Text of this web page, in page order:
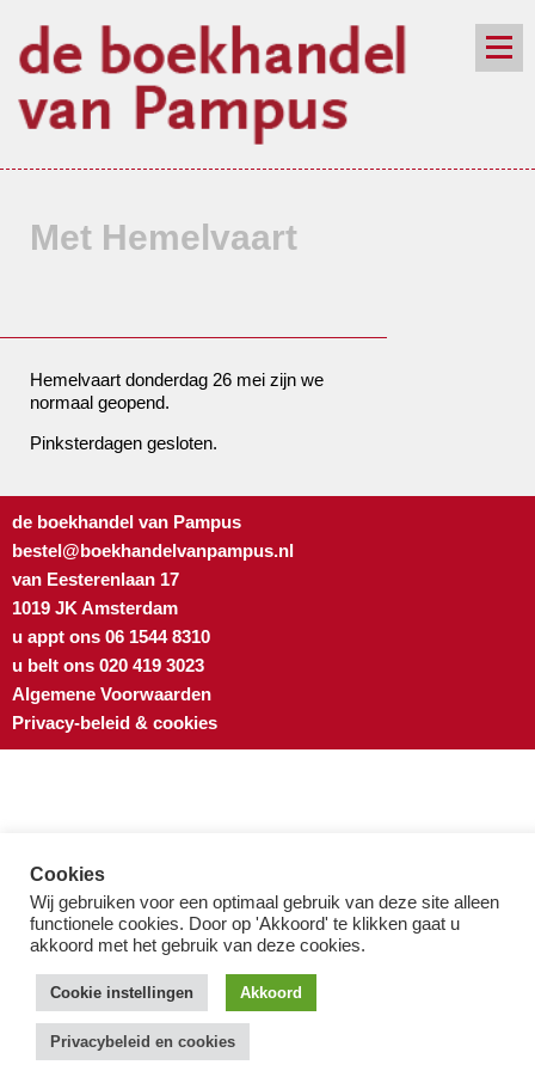
Met Hemelvaart
Hemelvaart donderdag 26 mei zijn we
normaal geopend.
Pinksterdagen gesloten.
de boekhandel van Pampus
bestel@boekhandelvanpampus.nl
van Eesterenlaan 17
1019 JK Amsterdam
u appt ons 06 1544 8310
u belt ons 020 419 3023
Algemene Voorwaarden
Privacy-beleid & cookies
Cookies
Wij gebruiken voor een optimaal gebruik van deze site alleen
functionele cookies. Door op 'Akkoord' te klikken gaat u
akkoord met het gebruik van deze cookies.
Cookie instellingen Akkoord
Privacybeleid en cookies